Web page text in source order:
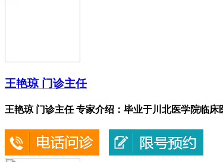
王艳琼 门诊主任
王艳琼 门诊主任 专家介绍：毕业于川北医学院临床